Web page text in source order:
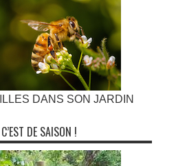
DANS SON JARDIN
DE SAISON !